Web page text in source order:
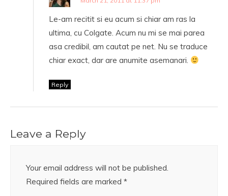
Le-am recitit si eu acum si chiar am ras la
ultima, cu Colgate. Acum nu mi se mai parea
asa credibil, am cautat pe net. Nu se traduce
chiar exact, dar are anumite asemanari.
Reply
Leave a Reply
Your email address will not be published.
Required fields are marked *